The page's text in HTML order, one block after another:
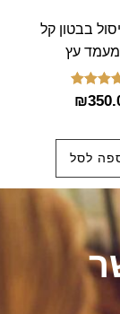
בבטון קל
עץ
דורג
5.00
₪
לסל